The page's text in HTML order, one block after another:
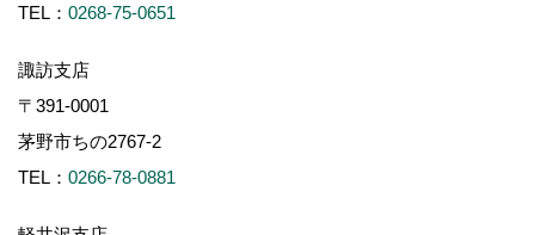
TEL： 0268-75-0651
諏訪支店
〒391-0001
茅野市ちの2767-2
TEL： 0266-78-0881